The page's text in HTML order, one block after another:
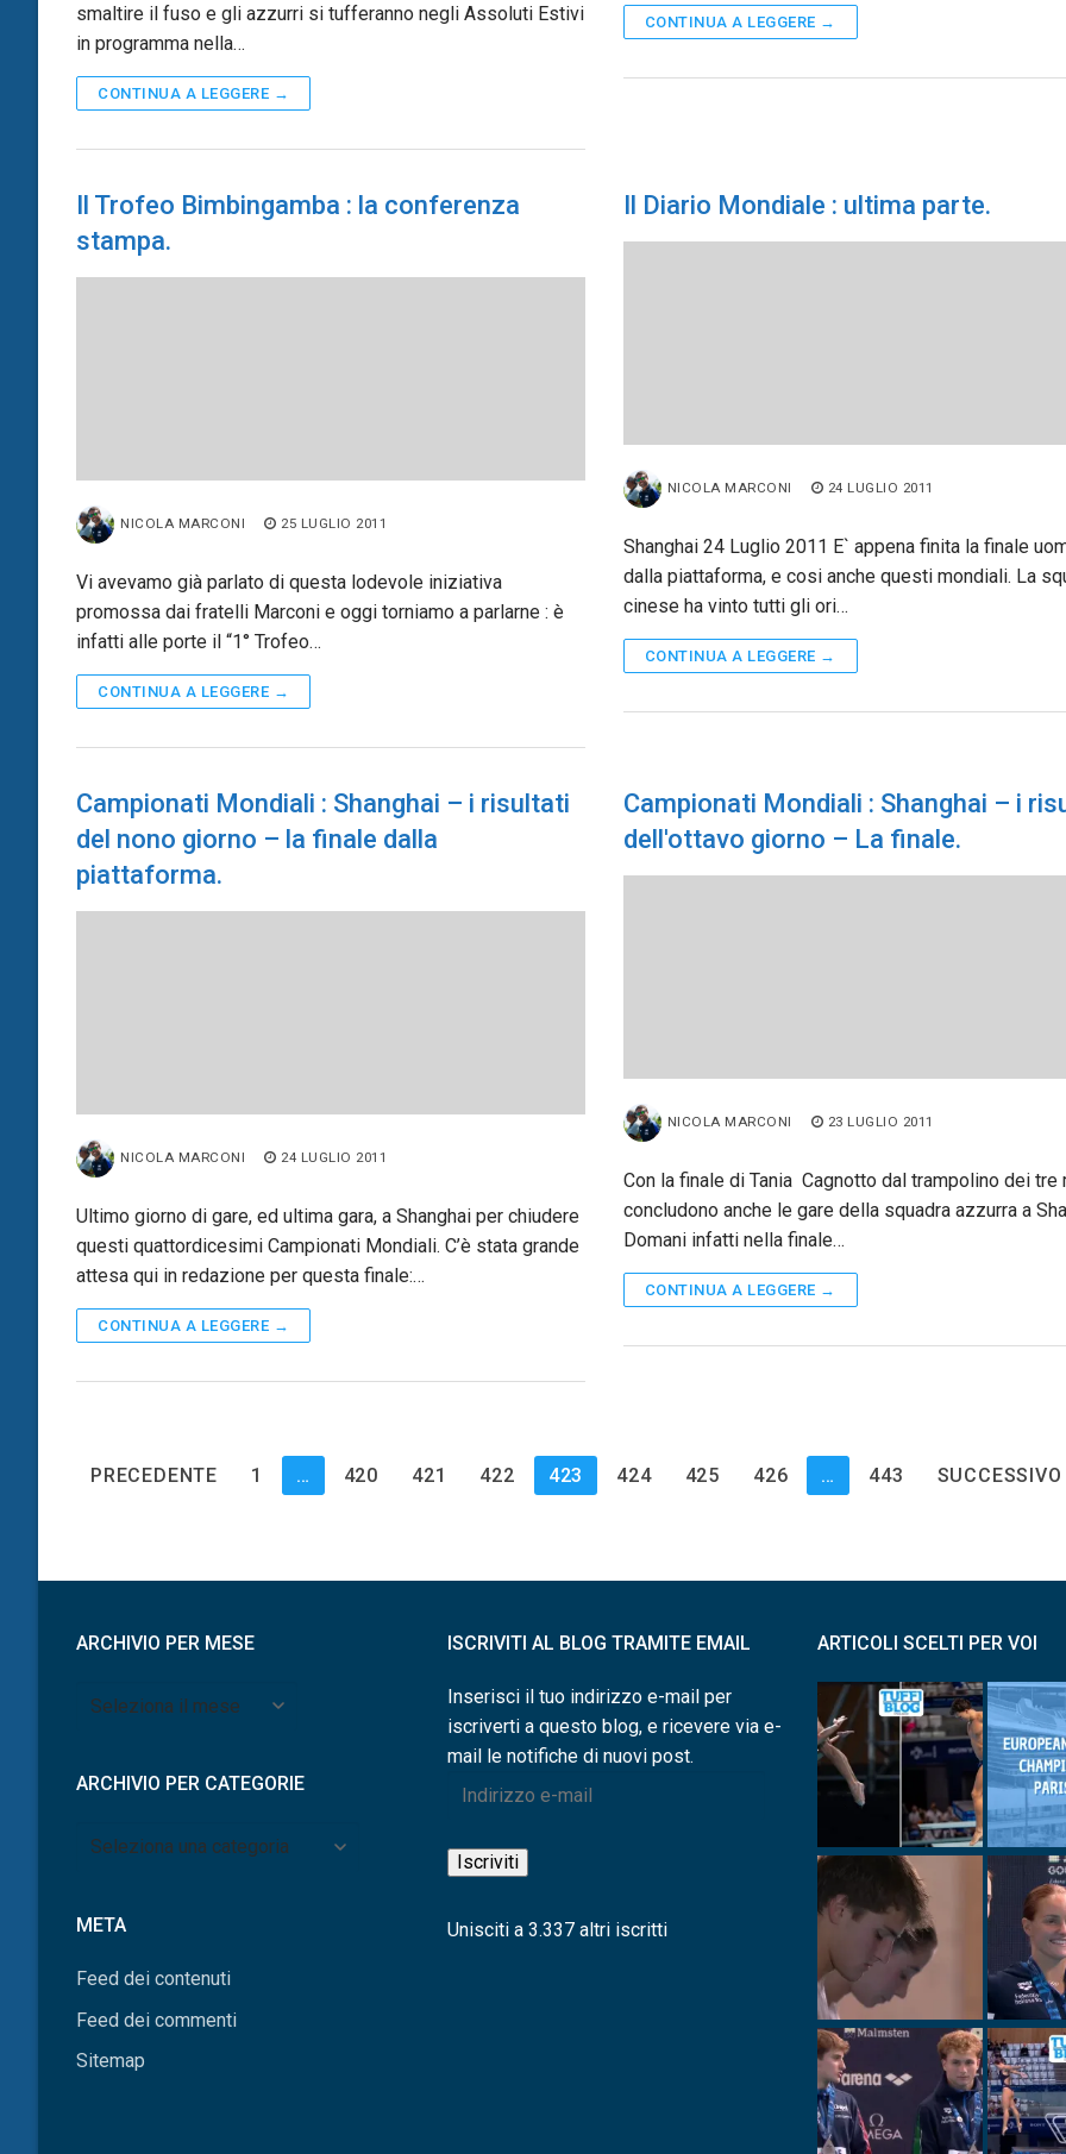
smaltire il fuso e gli azzurri si tufferanno negli Assoluti Estivi
in programma nella…
CONTINUA A LEGGERE →
CONTINUA A LEGGERE →
Il Trofeo Bimbingamba : la conferenza
stampa.
NICOLA MARCONI 25 LUGLIO 2011
Vi avevamo già parlato di questa lodevole iniziativa
promossa dai fratelli Marconi e oggi torniamo a parlarne : è
infatti alle porte il “1° Trofeo…
CONTINUA A LEGGERE →
Il Diario Mondiale : ultima parte.
NICOLA MARCONI 24 LUGLIO 2011
Shanghai 24 Luglio 2011 E` appena finita la finale
dalla piattaforma, e cosi anche questi mondiali. La
cinese ha vinto tutti gli ori…
CONTINUA A LEGGERE →
Campionati Mondiali : Shanghai – i risultati
del nono giorno – la finale dalla
piattaforma.
NICOLA MARCONI 24 LUGLIO 2011
Ultimo giorno di gare, ed ultima gara, a Shanghai per chiudere
questi quattordicesimi Campionati Mondiali. C’è stata grande
attesa qui in redazione per questa finale:…
CONTINUA A LEGGERE →
Campionati Mondiali : Shanghai – i
dell'ottavo giorno – La finale.
NICOLA MARCONI 23 LUGLIO 2011
Con la finale di Tania Cagnotto dal trampolino dei tre
concludono anche le gare della squadra azzurra a
Domani infatti nella finale…
CONTINUA A LEGGERE →
Paginazione
PRECEDENTE 1 … 420 421 422 423 424 425 426 … 443 SUCCESSIVO
ARCHIVIO PER MESE
Archivio
ARCHIVIO PER CATEGORIE
Archivio
META
Feed dei contenuti
Feed dei commenti
Sitemap
ISCRIVITI AL BLOG TRAMITE EMAIL
Inserisci il tuo indirizzo e-mail per
iscriverti a questo blog, e ricevere via e-
mail le notifiche di nuovi post.
Indirizzo
mail
Iscriviti
Unisciti a 3.337 altri iscritti
ARTICOLI SCELTI PER VOI